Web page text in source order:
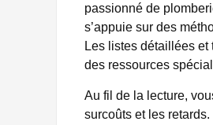
passionné de
s’appuie sur des
Les listes détaillées
des ressources
Au fil de la lecture,
surcoûts et les